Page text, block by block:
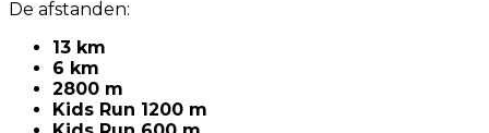
De afstanden:
13 km
6 km
2800 m
Kids Run 1200 m